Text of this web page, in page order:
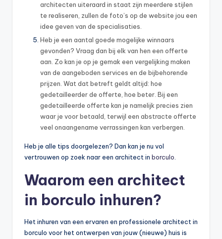
architecten uiteraard in staat zijn meerdere stijlen
te realiseren, zullen de foto’s op de website jou een
idee geven van de specialisaties.
Heb je een aantal goede mogelijke winnaars
gevonden? Vraag dan bij elk van hen een offerte
aan. Zo kan je op je gemak een vergelijking maken
van de aangeboden services en de bijbehorende
prijzen. Wat dat betreft geldt altijd: hoe
gedetailleerder de offerte, hoe beter. Bij een
gedetailleerde offerte kan je namelijk precies zien
waar je voor betaald, terwijl een abstracte offerte
veel onaangename verrassingen kan verbergen.
Heb je alle tips doorgelezen? Dan kan je nu vol
vertrouwen op zoek naar een architect in borculo.
Waarom een architect
in borculo inhuren?
Het inhuren van een ervaren en professionele architect in
borculo voor het ontwerpen van jouw (nieuwe) huis is